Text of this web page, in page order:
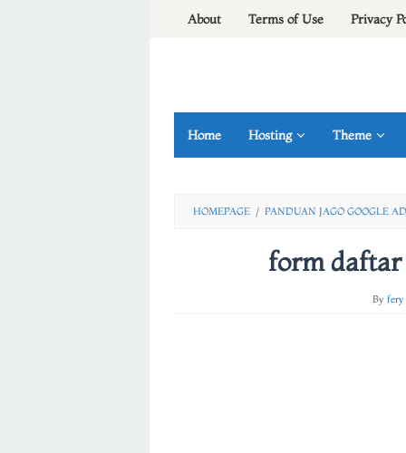
About Terms of Use Privacy
Home Hosting Theme
HOMEPAGE / PANDUAN JAGO GOOGLE
form daftar
By fery